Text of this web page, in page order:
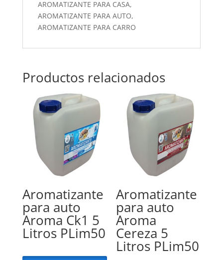
AROMATIZANTE PARA CASA,
AROMATIZANTE PARA AUTO,
AROMATIZANTE PARA CARRO
Productos relacionados
Aromatizante
para auto
Aroma Ck1 5
Litros PLim50
Aromatizante
para auto
Aroma
Cereza 5
Litros PLim50